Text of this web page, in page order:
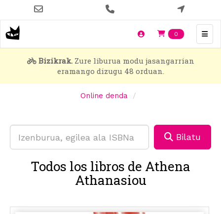
main
content
0 Items en
Bizikrak.Zure liburua modu jasangarrian
eramango dizugu 48 orduan.
Online denda
Bilatu
Todos los libros de Athena
Athanasiou